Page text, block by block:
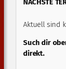
NÄCHSTE
Aktuell sind
Such dir
direkt.